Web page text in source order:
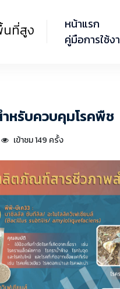
นที่สูง หน้าแรก
คู่มือการใช้
รับควบคุมโรคพืช
เข้าชม 149 ครั้ง